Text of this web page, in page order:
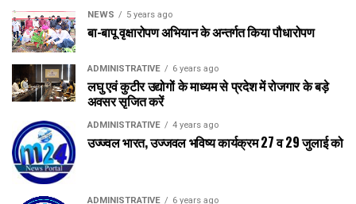
NEWS 5 years ago
बा-बापू वृक्षारोपण अभियान के अन्तर्गत किया पौधारोपण
ADMINISTRATIVE 6 years ago
लघु एवं कुटीर उद्योगों के माध्यम से प्रदेश में रोजगार के बड़े
अवसर सृजित करें
ADMINISTRATIVE 4 years ago
उज्ज्वल भारत, उज्जवल भविष्य कार्यक्रम 27 व 29 जुलाई को
ADMINISTRATIVE 6 years ago